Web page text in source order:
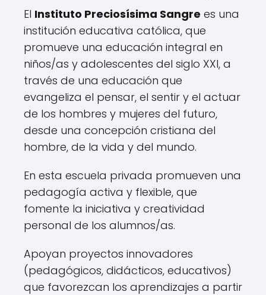
El Instituto Preciosísima Sangre es una
institución educativa católica, que
promueve una educación integral en
niños/as y adolescentes del siglo XXI, a
través de una educación que
evangeliza el pensar, el sentir y el actuar
de los hombres y mujeres del futuro,
desde una concepción cristiana del
hombre, de la vida y del mundo.
En esta escuela privada promueven una
pedagogía activa y flexible, que
fomente la iniciativa y creatividad
personal de los alumnos/as.
Apoyan proyectos innovadores
(pedagógicos, didácticos, educativos)
que favorezcan los aprendizajes a partir